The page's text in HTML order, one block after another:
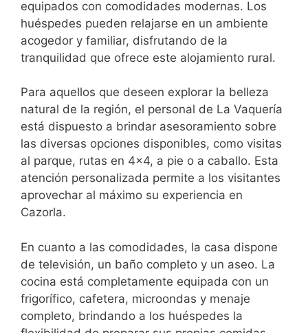
equipados con comodidades modernas. Los
huéspedes pueden relajarse en un ambiente
acogedor y familiar, disfrutando de la
tranquilidad que ofrece este alojamiento rural.
Para aquellos que deseen explorar la belleza
natural de la región, el personal de La Vaquería
está dispuesto a brindar asesoramiento sobre
las diversas opciones disponibles, como visitas
al parque, rutas en 4×4, a pie o a caballo. Esta
atención personalizada permite a los visitantes
aprovechar al máximo su experiencia en
Cazorla.
En cuanto a las comodidades, la casa dispone
de televisión, un baño completo y un aseo. La
cocina está completamente equipada con un
frigorífico, cafetera, microondas y menaje
completo, brindando a los huéspedes la